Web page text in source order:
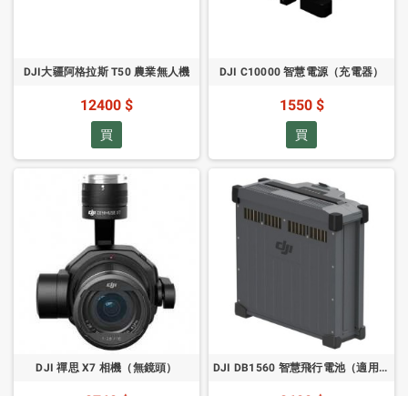
DJI大疆阿格拉斯 T50 農業無人機
12400 $
買
DJI C10000 智慧電源（充電器）
1550 $
買
DJI 禪思 X7 相機（無鏡頭） DJI DB1560 智慧飛行電池（適用於DJI阿格拉斯 T50、T40、T30、T20P 無人機）